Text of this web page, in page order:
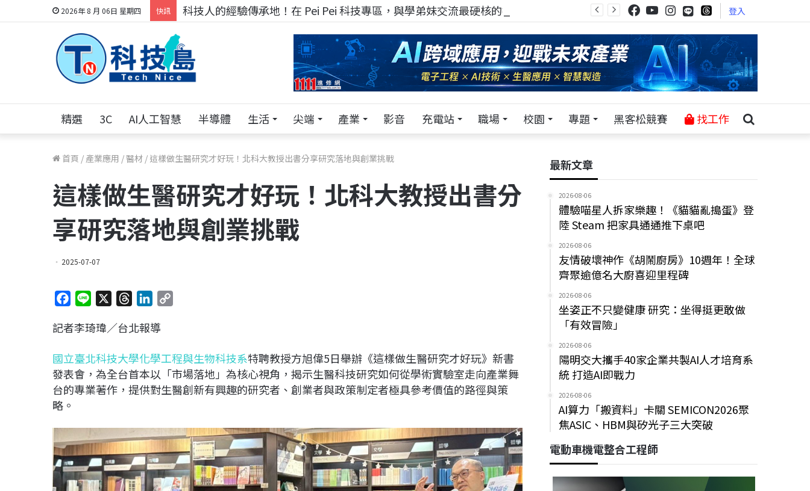
2026年 8 月 06日 星期四 快訊 科技人的經驗傳承地！在 Pei Pei 科技專區，與學弟妹交流最硬核的技術 登入
精選 3C AI人工智慧 半導體 生活 尖端 產業 影音 充電站 職場 校園 專題 黑客松競賽 找工作
首頁 / 產業應用 /醫材 / 這樣做生醫研究才好玩！北科大教授出書分享研究落地與創業挑戰
這樣做生醫研究才好玩！北科大教授出書分
享研究落地與創業挑戰
2025-07-07
c
b
o
o
n
r
a
d
s
n
e
d
I
L
i
n
記者李琦瑋／台北報導
國立臺北科技大學化學工程與生物科技系特聘教授方旭偉5日舉辦《這樣做生醫研究才好玩》新書
發表會，為全台首本以「市場落地」為核心視角，揭示生醫科技研究如何從學術實驗室走向產業舞
台的專業著作，提供對生醫創新有興趣的研究者、創業者與政策制定者極具參考價值的路徑與策
略。
最新文章
2026-08-06
體驗喵星人拆家樂趣！《貓貓亂搗蛋》登
陸 Steam 把家具通通推下桌吧
2026-08-06
友情破壞神作《胡鬧廚房》10週年！全球
齊聚逾億名大廚喜迎里程碑
2026-08-06
坐姿正不只變健康 研究：坐得挺更敢做
「有效冒險」
2026-08-06
陽明交大攜手40家企業共製AI人才培育系
統 打造AI即戰力
2026-08-06
AI算力「搬資料」卡關 SEMICON2026聚
焦ASIC、HBM與矽光子三大突破
電動車機電整合工程師